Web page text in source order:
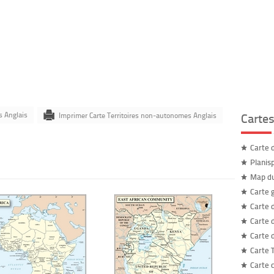
Anglais Imprimer Carte Territoires non-autonomes Anglais
Carte
Map
Carte
Carte
Carte
Carte
Carte
Carte